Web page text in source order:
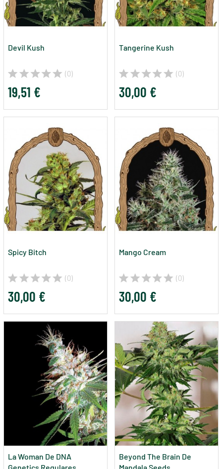
Devil Kush
(0)
19,51 €
Tangerine Kush
(0)
30,00 €
Spicy Bitch
(0)
30,00 €
Mango Cream
(0)
30,00 €
La Woman De DNA
Beyond The Brain De